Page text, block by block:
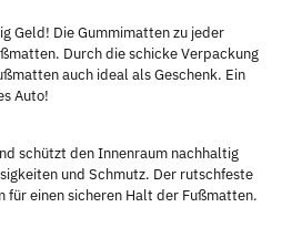
Geld! Die Gummimatten zu jeder
Durch die schicke Verpackung
auch ideal als Geschenk. Ein
Auto!
schützt den Innenraum nachhaltig
und Schmutz. Der rutschfeste
für einen sicheren Halt der Fußmatten.